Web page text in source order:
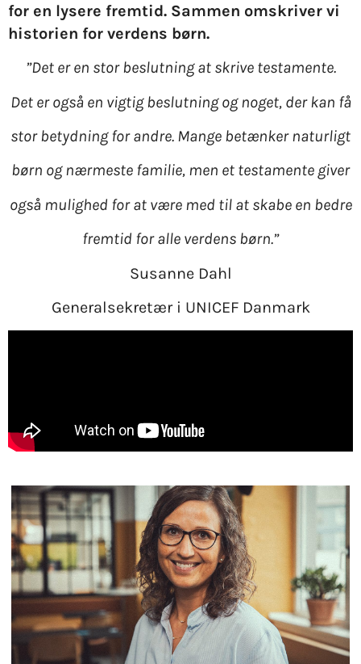
for en lysere fremtid. Sammen omskriver vi
historien for verdens børn.
”Det er en stor beslutning at skrive testamente.
Det er også en vigtig beslutning og noget, der kan få
stor betydning for andre. Mange betænker naturligt
børn og nærmeste familie, men et testamente giver
også mulighed for at være med til at skabe en bedre
fremtid for alle verdens børn.”
Susanne Dahl
Generalsekretær i UNICEF Danmark